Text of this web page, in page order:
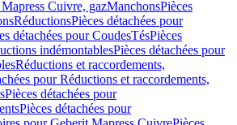
Cuivre, gazManchonsPièces
RéductionsPièces détachées pour
détachées pour CoudesTésPièces
indémontablesPièces détachées pour
Réductions et raccordements,
pour Réductions et raccordements,
Pièces détachées pour
Pièces détachées pour